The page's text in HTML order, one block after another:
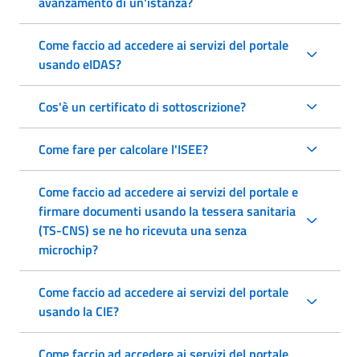
Come faccio ad accedere ai servizi del portale
usando eIDAS?
Cos'è un certificato di sottoscrizione?
Come fare per calcolare l'ISEE?
Come faccio ad accedere ai servizi del portale e
firmare documenti usando la tessera sanitaria
(TS-CNS) se ne ho ricevuta una senza
microchip?
Come faccio ad accedere ai servizi del portale
usando la CIE?